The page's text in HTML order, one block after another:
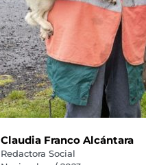
Claudia Franco Alcántara
Redactora Social